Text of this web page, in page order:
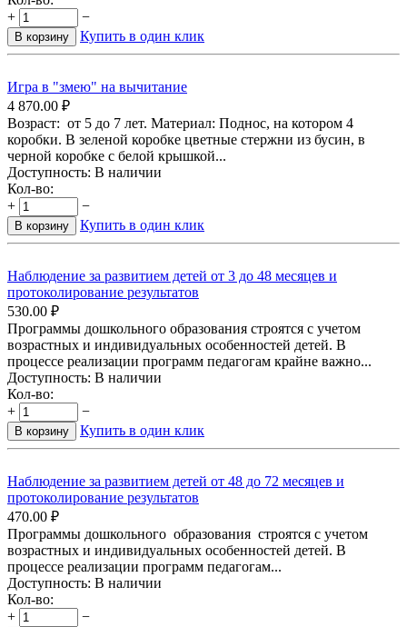
+
−
В корзину Купить в один клик
Игра в "змею" на вычитание
4 870.00 ₽
Возраст: от 5 до 7 лет. Материал: Поднос, на котором 4
коробки. В зеленой коробке цветные стержни из бусин, в
черной коробке с белой крышкой...
Доступность: В наличии
Кол-во:
+
−
В корзину Купить в один клик
Наблюдение за развитием детей от 3 до 48 месяцев и
протоколирование результатов
530.00 ₽
Программы дошкольного образования строятся с учетом
возрастных и индивидуальных особенностей детей. В
процессе реализации программ педагогам крайне важно...
Доступность: В наличии
Кол-во:
+
−
В корзину Купить в один клик
Наблюдение за развитием детей от 48 до 72 месяцев и
протоколирование результатов
470.00 ₽
Программы дошкольного образования строятся с учетом
возрастных и индивидуальных особенностей детей. В
процессе реализации программ педагогам...
Доступность: В наличии
Кол-во:
+
−